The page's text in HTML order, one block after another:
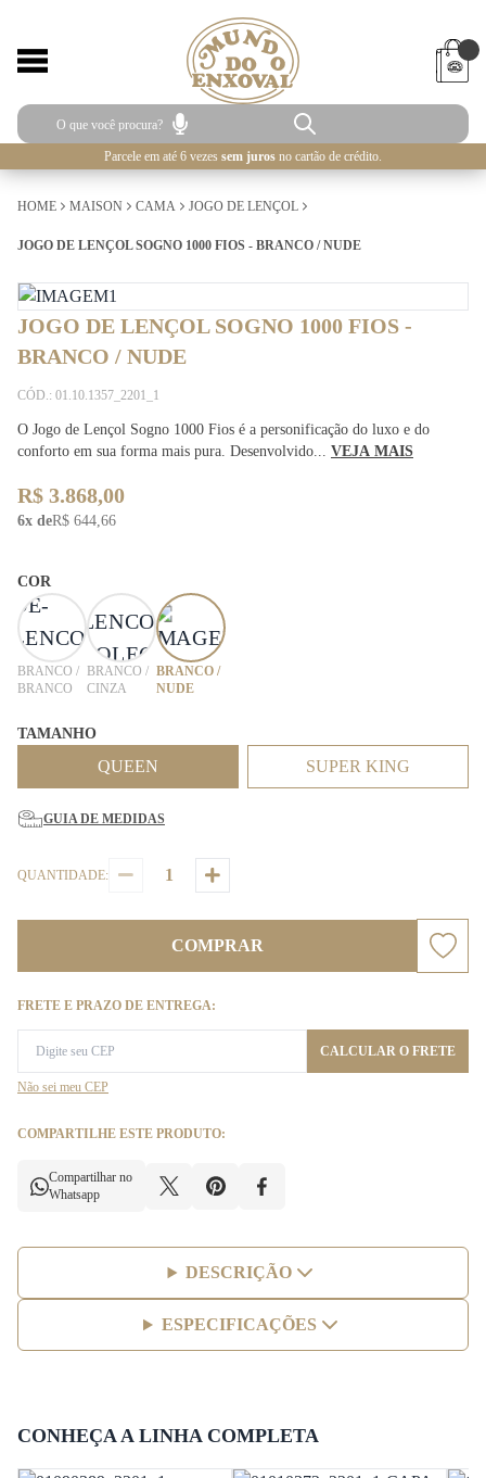
Parcele em até 6 vezes sem juros no cartão de crédito.
HOME MAISON CAMA JOGO DE LENÇOL
JOGO DE LENÇOL SOGNO 1000 FIOS - BRANCO / NUDE
JOGO DE LENÇOL SOGNO 1000 FIOS -
BRANCO / NUDE
CÓD.: 01.10.1357_2201_1
O Jogo de Lençol Sogno 1000 Fios é a personificação do luxo e do
conforto em sua forma mais pura. Desenvolvido... VEJA MAIS
R$ 3.868,00
6x deR$ 644,66
COR
BRANCO /
BRANCO
BRANCO /
CINZA
BRANCO /
NUDE
TAMANHO
QUEEN SUPER KING
GUIA DE MEDIDAS
QUANTIDADE:
COMPRAR
FRETE E PRAZO DE ENTREGA:
CALCULAR O FRETE
Não sei meu CEP
COMPARTILHE ESTE PRODUTO:
Compartilhar no
Whatsapp
DESCRIÇÃO
ESPECIFICAÇÕES
CONHEÇA A LINHA COMPLETA